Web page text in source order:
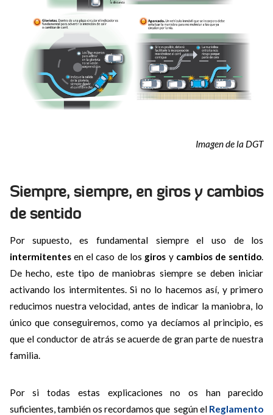
Imagen de la DGT
Siempre, siempre, en giros y cambios
de sentido
Por supuesto, es fundamental siempre el uso de los
intermitentesen el caso de los giros y cambios de sentido.
De hecho, este tipo de maniobras siempre se deben iniciar
activando los intermitentes. Si no lo hacemos así, y primero
reducimos nuestra velocidad, antes de indicar la maniobra, lo
único que conseguiremos, como ya decíamos al principio, es
que el conductor de atrás se acuerde de gran parte de nuestra
familia.
Por si todas estas explicaciones no os han parecido
suficientes, también os recordamos que según el Reglamento